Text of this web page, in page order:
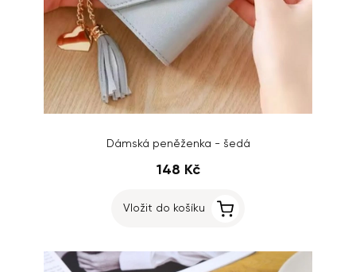
Dámská peněženka - šedá
148 Kč
Vložit do košíku